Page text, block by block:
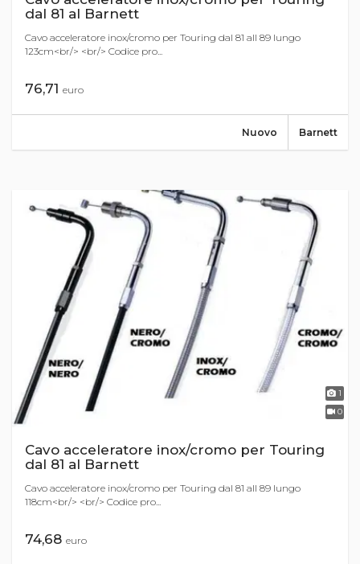
dal 81 al Barnett
Cavo acceleratore inox/cromo per Touring dal 81 all 89 lungo
123cm<br/> <br/> Codice pro...
76,71 euro
Barnett
Nuovo
1
0
Cavo acceleratore inox/cromo per Touring
dal 81 al Barnett
Cavo acceleratore inox/cromo per Touring dal 81 all 89 lungo
118cm<br/> <br/> Codice pro...
74,68 euro